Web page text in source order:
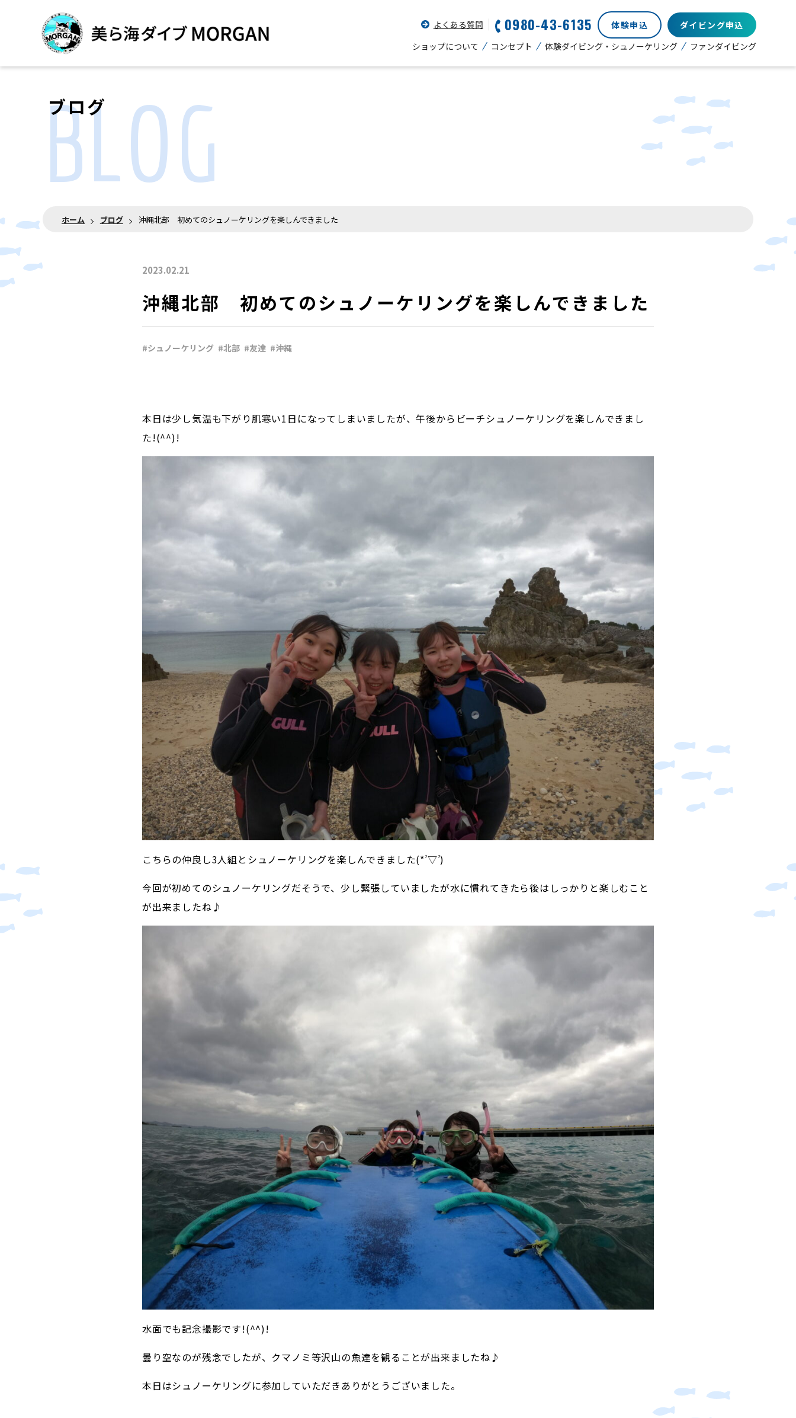
よくある質問 0980-43-6135 体験申込
ダイビング申込
ショップについて
コンセプト 体験ダイビング・シュノーケリング ファンダイビング
ブログ
BLOG
ホーム ブログ 沖縄北部 初めてのシュノーケリングを楽しんできました
2023.02.21
沖縄北部 初めてのシュノーケリングを楽しんできました
#シュノーケリング #北部 #友達 #沖縄
本日は少し気温も下がり肌寒い1日になってしまいましたが、午後からビーチシュノーケリングを楽しんできまし
た!(^^)!
こちらの仲良し3人組とシュノーケリングを楽しんできました(*’▽’)
今回が初めてのシュノーケリングだそうで、少し緊張していましたが水に慣れてきたら後はしっかりと楽しむこと
が出来ましたね♪
水面でも記念撮影です!(^^)!
曇り空なのが残念でしたが、クマノミ等沢山の魚達を観ることが出来ましたね♪
本日はシュノーケリングに参加していただきありがとうございました。